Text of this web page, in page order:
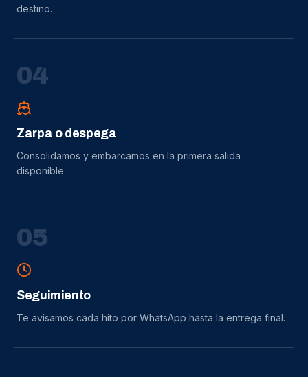
destino.
04
Zarpa o despega
Consolidamos y embarcamos en la primera salida
disponible.
05
Seguimiento
Te avisamos cada hito por WhatsApp hasta la entrega final.